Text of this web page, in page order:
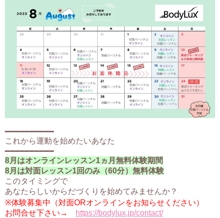
━━━━━━━━━━
これから運動を始めたいあなた
━━━━━━━━━━
8月 はオンラインレッスン1ヵ月無料体験期間
8月は対面レッスン1回のみ（60分）無料体験
このタイミングで
あなたらしいからだづくりを始めてみませんか？
※体験募集中（対面ORオンラインをお知らせください）
お問合せ下さい→
https://bodylux.jp/contact/